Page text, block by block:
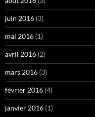
juin 2016 (3)
mai 2016 (1)
avril 2016 (2)
mars 2016 (3)
février 2016 (4)
janvier 2016 (1)